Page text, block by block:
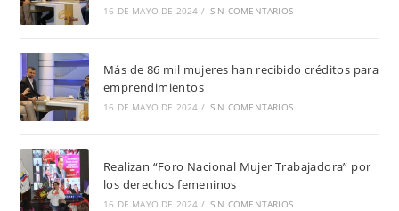
16 DE MAYO DE 2024 / SIN COMENTARIOS
Más de 86 mil mujeres han recibido créditos para
emprendimientos
16 DE MAYO DE 2024 / SIN COMENTARIOS
Realizan “Foro Nacional Mujer Trabajadora” por
los derechos femeninos
16 DE MAYO DE 2024 / SIN COMENTARIOS